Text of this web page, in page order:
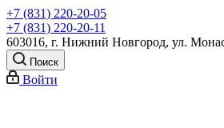
+7 (831) 220-20-05
+7 (831) 220-20-11
603016, г. Нижний Новгород, ул.
Поиск
Войти